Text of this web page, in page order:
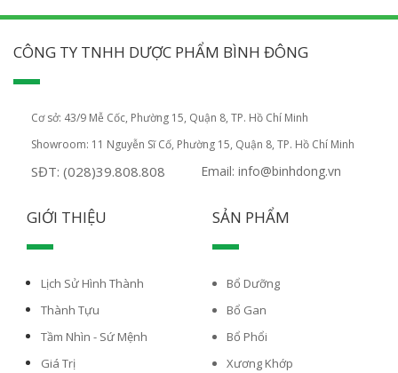
CÔNG TY TNHH DƯỢC PHẨM BÌNH ĐÔNG
Cơ sở: 43/9 Mễ Cốc, Phường 15, Quận 8, TP. Hồ Chí Minh
Showroom: 11 Nguyễn Sĩ Cố, Phường 15, Quận 8, TP. Hồ Chí Minh
SĐT: (028)39.808.808 Email: info@binhdong.vn
GIỚI THIỆU
Lịch Sử Hình Thành
Thành Tựu
Tầm Nhìn - Sứ Mệnh
Giá Trị
SẢN PHẨM
Bổ Dưỡng
Bổ Gan
Bổ Phổi
Xương Khớp